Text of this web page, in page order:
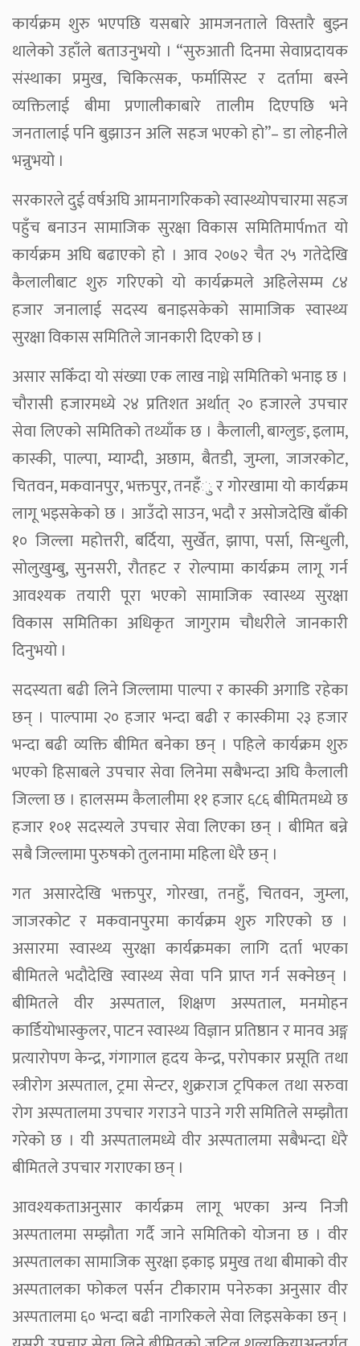
कार्यक्रम शुरु भएपछि यसबारे आमजनताले विस्तारै बुझ्न
थालेको उहाँले बताउनुभयो । “सुरुआती दिनमा सेवाप्रदायक
संस्थाका प्रमुख, चिकित्सक, फर्मासिस्ट र दर्तामा बस्ने
व्यक्तिलाई बीमा प्रणालीकाबारे तालीम दिएपछि भने
जनतालाई पनि बुझाउन अलि सहज भएको हो”– डा लोहनीले
भन्नुभयो ।
सरकारले दुई वर्षअघि आमनागरिकको स्वास्थ्योपचारमा सहज
पहुँच बनाउन सामाजिक सुरक्षा विकास समितिमार्पmत यो
कार्यक्रम अघि बढाएको हो । आव २०७२ चैत २५ गतेदेखि
कैलालीबाट शुरु गरिएको यो कार्यक्रमले अहिलेसम्म ८४
हजार जनालाई सदस्य बनाइसकेको सामाजिक स्वास्थ्य
सुरक्षा विकास समितिले जानकारी दिएको छ ।
असार सकिँदा यो संख्या एक लाख नाध्ने समितिको भनाइ छ ।
चौरासी हजारमध्ये २४ प्रतिशत अर्थात् २० हजारले उपचार
सेवा लिएको समितिको तथ्याँक छ । कैलाली, बाग्लुङ, इलाम,
कास्की, पाल्पा, म्याग्दी, अछाम, बैतडी, जुम्ला, जाजरकोट,
चितवन, मकवानपुर, भक्तपुर, तनहँु र गोरखामा यो कार्यक्रम
लागू भइसकेको छ । आउँदो साउन, भदौ र असोजदेखि बाँकी
१० जिल्ला महोत्तरी, बर्दिया, सुर्खेत, झापा, पर्सा, सिन्धुली,
सोलुखुम्बु, सुनसरी, रौतहट र रोल्पामा कार्यक्रम लागू गर्न
आवश्यक तयारी पूरा भएको सामाजिक स्वास्थ्य सुरक्षा
विकास समितिका अधिकृत जागुराम चौधरीले जानकारी
दिनुभयो ।
सदस्यता बढी लिने जिल्लामा पाल्पा र कास्की अगाडि रहेका
छन् । पाल्पामा २० हजार भन्दा बढी र कास्कीमा २३ हजार
भन्दा बढी व्यक्ति बीमित बनेका छन् । पहिले कार्यक्रम शुरु
भएको हिसाबले उपचार सेवा लिनेमा सबैभन्दा अघि कैलाली
जिल्ला छ । हालसम्म कैलालीमा ११ हजार ६८६ बीमितमध्ये छ
हजार १०१ सदस्यले उपचार सेवा लिएका छन् । बीमित बन्ने
सबै जिल्लामा पुरुषको तुलनामा महिला धेरै छन् ।
गत असारदेखि भक्तपुर, गोरखा, तनहुँ, चितवन, जुम्ला,
जाजरकोट र मकवानपुरमा कार्यक्रम शुरु गरिएको छ ।
असारमा स्वास्थ्य सुरक्षा कार्यक्रमका लागि दर्ता भएका
बीमितले भदौदेखि स्वास्थ्य सेवा पनि प्राप्त गर्न सक्नेछन् ।
बीमितले वीर अस्पताल, शिक्षण अस्पताल, मनमोहन
कार्डियोभास्कुलर, पाटन स्वास्थ्य विज्ञान प्रतिष्ठान र मानव अङ्ग
प्रत्यारोपण केन्द्र, गंगागाल हृदय केन्द्र, परोपकार प्रसूति तथा
स्त्रीरोग अस्पताल, ट्रमा सेन्टर, शुक्रराज ट्रपिकल तथा सरुवा
रोग अस्पतालमा उपचार गराउने पाउने गरी समितिले सम्झौता
गरेको छ । यी अस्पतालमध्ये वीर अस्पतालमा सबैभन्दा धेरै
बीमितले उपचार गराएका छन् ।
आवश्यकताअनुसार कार्यक्रम लागू भएका अन्य निजी
अस्पतालमा सम्झौता गर्दै जाने समितिको योजना छ । वीर
अस्पतालका सामाजिक सुरक्षा इकाइ प्रमुख तथा बीमाको वीर
अस्पतालका फोकल पर्सन टीकाराम पनेरुका अनुसार वीर
अस्पतालमा ६० भन्दा बढी नागरिकले सेवा लिइसकेका छन् ।